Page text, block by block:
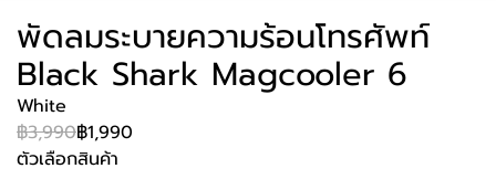
พัดลมระบายความร้อนโทรศัพท์
Black Shark Magcooler 6
White
฿3,990฿1,990
ตัวเลือกสินค้า